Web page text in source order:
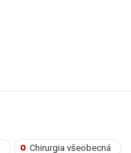
Chirurgia všeobecná